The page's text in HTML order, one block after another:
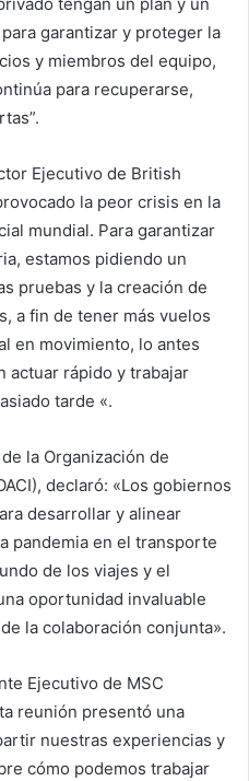
garantizar y proteger la
y miembros del equipo,
para recuperarse,
Ejecutivo de British
la peor crisis en la
mundial. Para garantizar
estamos pidiendo un
pruebas y la creación de
a fin de tener más vuelos
en movimiento, lo antes
actuar rápido y trabajar
tarde «.
la Organización de
declaró: «Los gobiernos
desarrollar y alinear
pandemia en el transporte
de los viajes y el
oportunidad invaluable
la colaboración conjunta».
Ejecutivo de MSC
reunión presentó una
nuestras experiencias y
cómo podemos trabajar